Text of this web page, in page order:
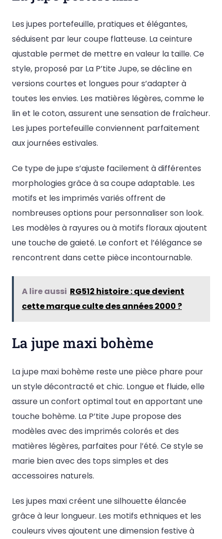
Les jupes portefeuille, pratiques et élégantes,
séduisent par leur coupe flatteuse. La ceinture
ajustable permet de mettre en valeur la taille. Ce
style, proposé par La P’tite Jupe, se décline en
versions courtes et longues pour s’adapter à
toutes les envies. Les matières légères, comme le
lin et le coton, assurent une sensation de fraîcheur.
Les jupes portefeuille conviennent parfaitement
aux journées estivales.
Ce type de jupe s’ajuste facilement à différentes
morphologies grâce à sa coupe adaptable. Les
motifs et les imprimés variés offrent de
nombreuses options pour personnaliser son look.
Les modèles à rayures ou à motifs floraux ajoutent
une touche de gaieté. Le confort et l’élégance se
rencontrent dans cette pièce incontournable.
A lire aussi RG512 histoire : que devient
cette marque culte des années 2000 ?
La jupe maxi bohème
La jupe maxi bohème reste une pièce phare pour
un style décontracté et chic. Longue et fluide, elle
assure un confort optimal tout en apportant une
touche bohème. La P’tite Jupe propose des
modèles avec des imprimés colorés et des
matières légères, parfaites pour l’été. Ce style se
marie bien avec des tops simples et des
accessoires naturels.
Les jupes maxi créent une silhouette élancée
grâce à leur longueur. Les motifs ethniques et les
couleurs vives ajoutent une dimension festive à